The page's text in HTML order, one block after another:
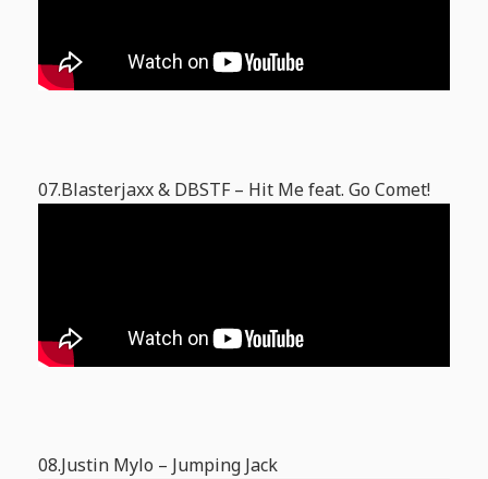
07.Blasterjaxx & DBSTF – Hit Me feat. Go Comet!
08.Justin Mylo – Jumping Jack